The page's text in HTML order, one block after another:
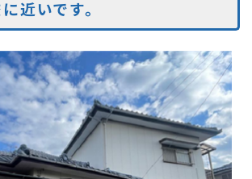
近いです。